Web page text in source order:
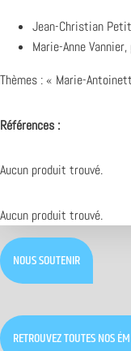
Jean-Christian
Marie-Anne
Thèmes : « Marie-
Références :
Aucun produit trouvé.
Aucun produit trouvé.
NOUS SOUTENIR
RETROUVEZ TOUTES NOS